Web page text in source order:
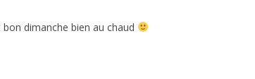
dimanche bien au chaud